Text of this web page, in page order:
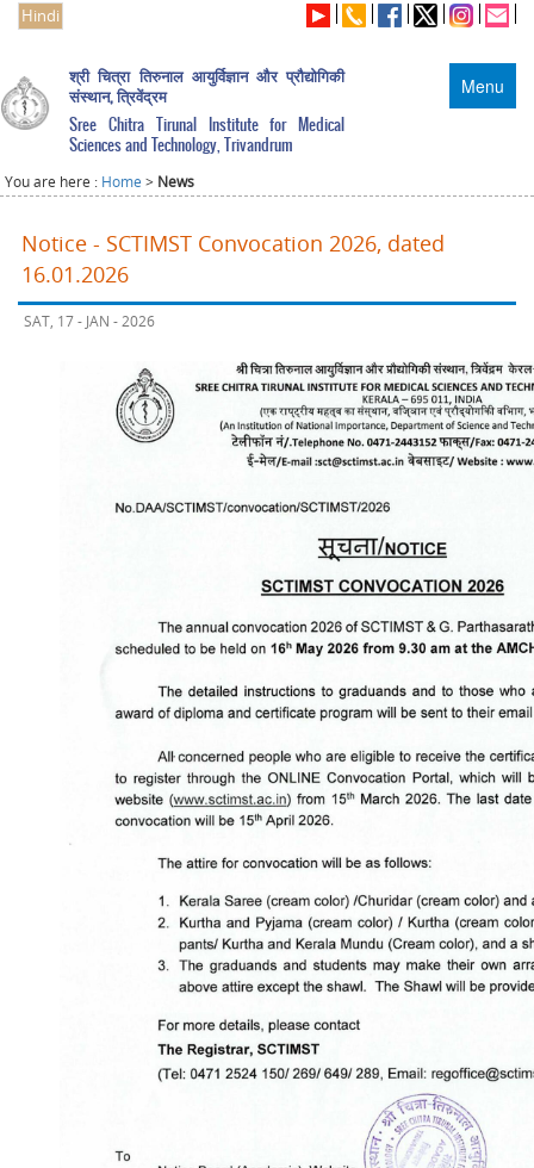
Hindi
Menu
श्री चित्रा तिरुनाल आयुर्विज्ञान और प्रौद्योगिकी
संस्थान, त्रिवेंद्रम
Sree Chitra Tirunal Institute for Medical
Sciences and Technology, Trivandrum
You are here : Home > News
Notice - SCTIMST Convocation 2026, dated
16.01.2026
SAT, 17 - JAN - 2026